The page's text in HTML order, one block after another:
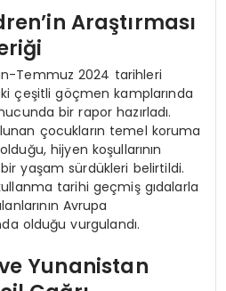
Araştırması
Temmuz 2024 tarihleri
çeşitli göçmen kamplarında
bir rapor hazırladı.
çocukların temel koruma
hijyen koşullarının
yaşam sürdükleri belirtildi.
tarihi geçmiş gıdalarla
Avrupa
olduğu vurgulandı.
Yunanistan